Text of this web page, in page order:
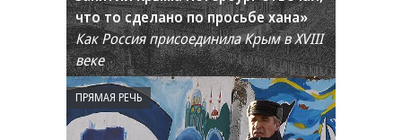
что то сделано по просьбе хана»
Как Россия присоединила Крым в XVIII
веке
ПРЯМАЯ РЕЧЬ